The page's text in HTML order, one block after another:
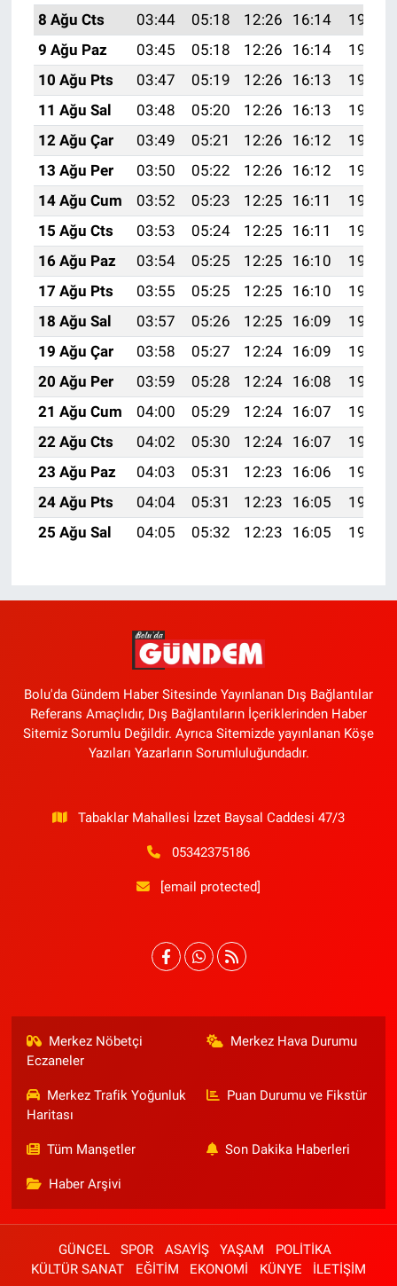
8 Ağu Cts
03:44 05:18 12:26 16:14
19:25
9 Ağu Paz
03:45 05:18 12:26 16:14
19:24
10 Ağu Pts
03:47 05:19 12:26 16:13
19:23
11 Ağu Sal
03:48 05:20 12:26 16:13
19:22
12 Ağu Çar
03:49 05:21 12:26 16:12
19:20
13 Ağu Per
03:50 05:22 12:26 16:12
19:19
14 Ağu Cum
03:52 05:23 12:25 16:11
19:18
15 Ağu Cts
03:53 05:24 12:25 16:11
19:17
16 Ağu Paz
03:54 05:25 12:25 16:10
19:15
17 Ağu Pts
03:55 05:25 12:25 16:10
19:14
18 Ağu Sal
03:57 05:26 12:25 16:09
19:13
19 Ağu Çar
03:58 05:27 12:24 16:09
19:12
20 Ağu Per
03:59 05:28 12:24 16:08
19:10
21 Ağu Cum
04:00 05:29 12:24 16:07
19:09
22 Ağu Cts
04:02 05:30 12:24 16:07
19:08
23 Ağu Paz
04:03 05:31 12:23 16:06
19:06
24 Ağu Pts
04:04 05:31 12:23 16:05
19:05
25 Ağu Sal
04:05 05:32 12:23 16:05 19:03
Bolu'da Gündem Haber Sitesinde Yayınlanan Dış Bağlantılar
Referans Amaçlıdır, Dış Bağlantıların İçeriklerinden Haber
Sitemiz Sorumlu Değildir. Ayrıca Sitemizde yayınlanan Köşe
Yazıları Yazarların Sorumluluğundadır.
Tabaklar Mahallesi İzzet Baysal Caddesi 47/3
05342375186
[email protected]
Merkez Nöbetçi
Eczaneler
Merkez Hava Durumu
Merkez Trafik Yoğunluk
Haritası
Puan Durumu ve Fikstür
Tüm Manşetler Son Dakika Haberleri
Haber Arşivi
GÜNCEL SPOR ASAYİŞ YAŞAM
POLİTİKA
KÜLTÜR SANAT
EĞİTİM EKONOMİ KÜNYE İLETİŞİM